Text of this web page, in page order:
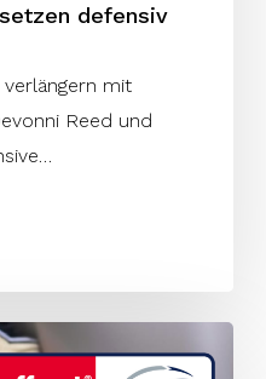
defensiv
mit
Reed und